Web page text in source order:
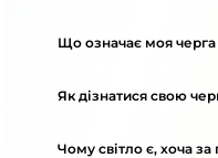
Що означає моя черга
Як дізнатися свою
Чому світло є, хоча